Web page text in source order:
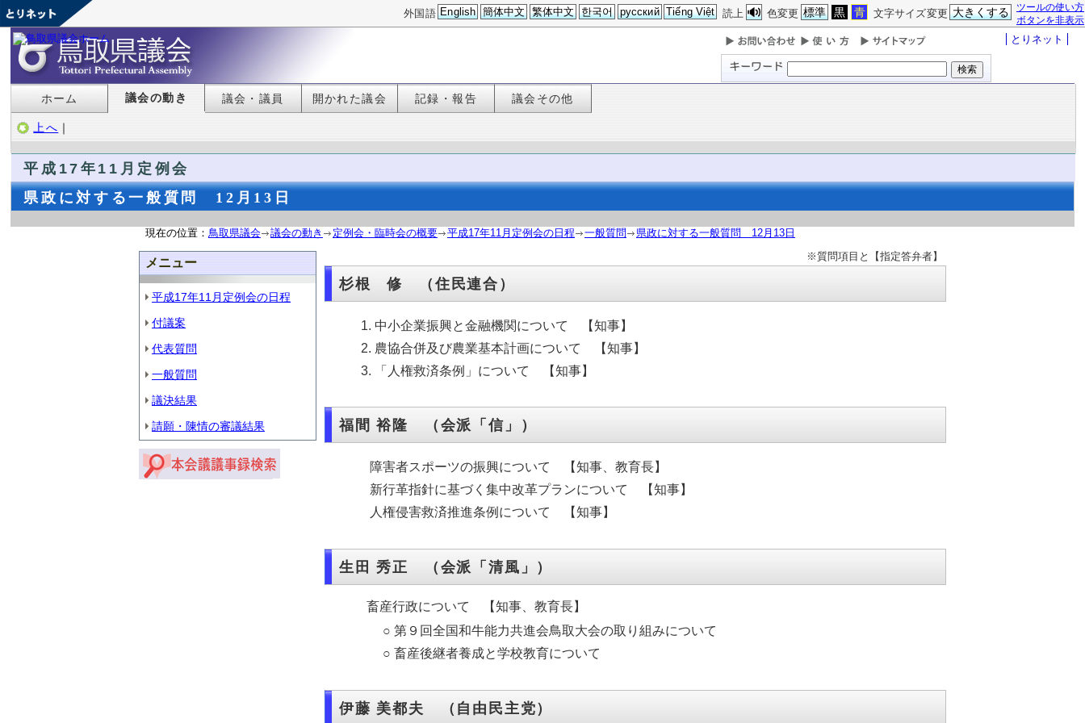
ツールの使い方
ボタンを非表示
文字サイズ変更 大きくする
色変更 標準 黒 青
読上
外国語 English 簡体中文 繁体中文 한국어 русский Tiếng Việt
とりネット
ホーム 議会の動き 議会・議員 開かれた議会 記録・報告 議会その他
上へ ｜
平成17年11月定例会
県政に対する一般質問 12月13日
現在の位置： 鳥取県議会 議会の動き 定例会・臨時会の概要 平成17年11月定例会の日程 一般質問 県政に対する一般質問 12月13日
メニュー
平成17年11月定例会の日程
付議案
代表質問
一般質問
議決結果
請願・陳情の審議結果
※質問項目と【指定答弁者】
杉根 修 （住民連合）
中小企業振興と金融機関について 【知事】
農協合併及び農業基本計画について 【知事】
「人権救済条例」について 【知事】
福間 裕隆 （会派「信」）
障害者スポーツの振興について 【知事、教育長】
新行革指針に基づく集中改革プランについて 【知事】
人権侵害救済推進条例について 【知事】
生田 秀正 （会派「清風」）
畜産行政について 【知事、教育長】
○ 第９回全国和牛能力共進会鳥取大会の取り組みについて
○ 畜産後継者養成と学校教育について
伊藤 美都夫 （自由民主党）